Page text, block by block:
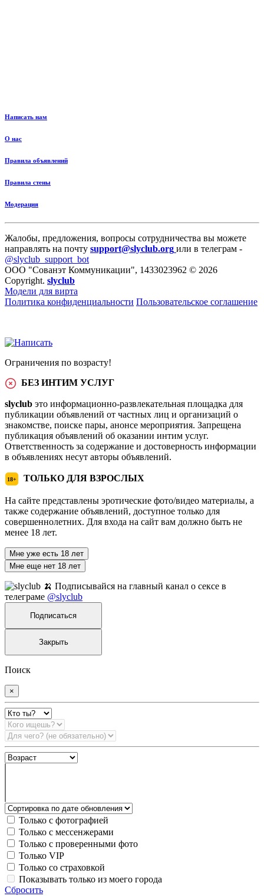
Написать нам
О нас
Правила объявлений
Правила стены
Модерация
Жалобы, предложения, вопросы сотрудничества вы можете
направлять на почту support@slyclub.org или в телеграм -
@slyclub_support_bot
ООО "Сованэт Коммуникации", 1433023962 © 2026
Copyright. slyclub
Модели для вирта
Политика конфиденциальности Пользовательское соглашение
Ограничения по возрасту!
БЕЗ ИНТИМ УСЛУГ
slyclub это информационно-развлекательная площадка для
публикации объявлений от частных лиц и организаций о
знакомстве, поиске пары, анонсе мероприятия. Запрещена
публикация объявлений об оказании интим услуг.
Ответственность за содержание и достоверность информации
в объявлениях несут авторы объявлений.
18+ ТОЛЬКО ДЛЯ ВЗРОСЛЫХ
На сайте представлены эротические фото/видео материалы, а
также содержание объявлений, доступное только для
совершеннолетних. Для входа на сайт вам должно быть не
менее 18 лет.
Мне уже есть 18 лет
Мне еще нет 18 лет
🍌 Подписывайся на главный канал о сексе в
телеграме @slyclub
Подписаться
Закрыть
Поиск
×
Только с фотографией
Только с мессенжерами
Только с проверенными фото
Только VIP
Только со страховкой
Показывать только из моего города
Сбросить